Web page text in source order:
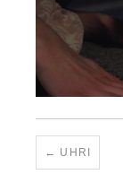
UHRI